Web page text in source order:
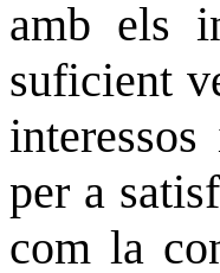
amb els
suficient
per a
com la